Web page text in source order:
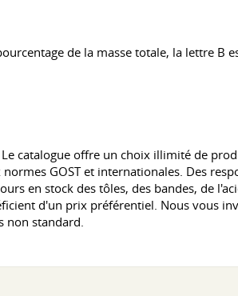
de la masse totale, la lettre B
catalogue offre un choix illimité de
GOST et internationales. Des
en stock des tôles, des bandes, de
d'un prix préférentiel. Nous vous
non standard.